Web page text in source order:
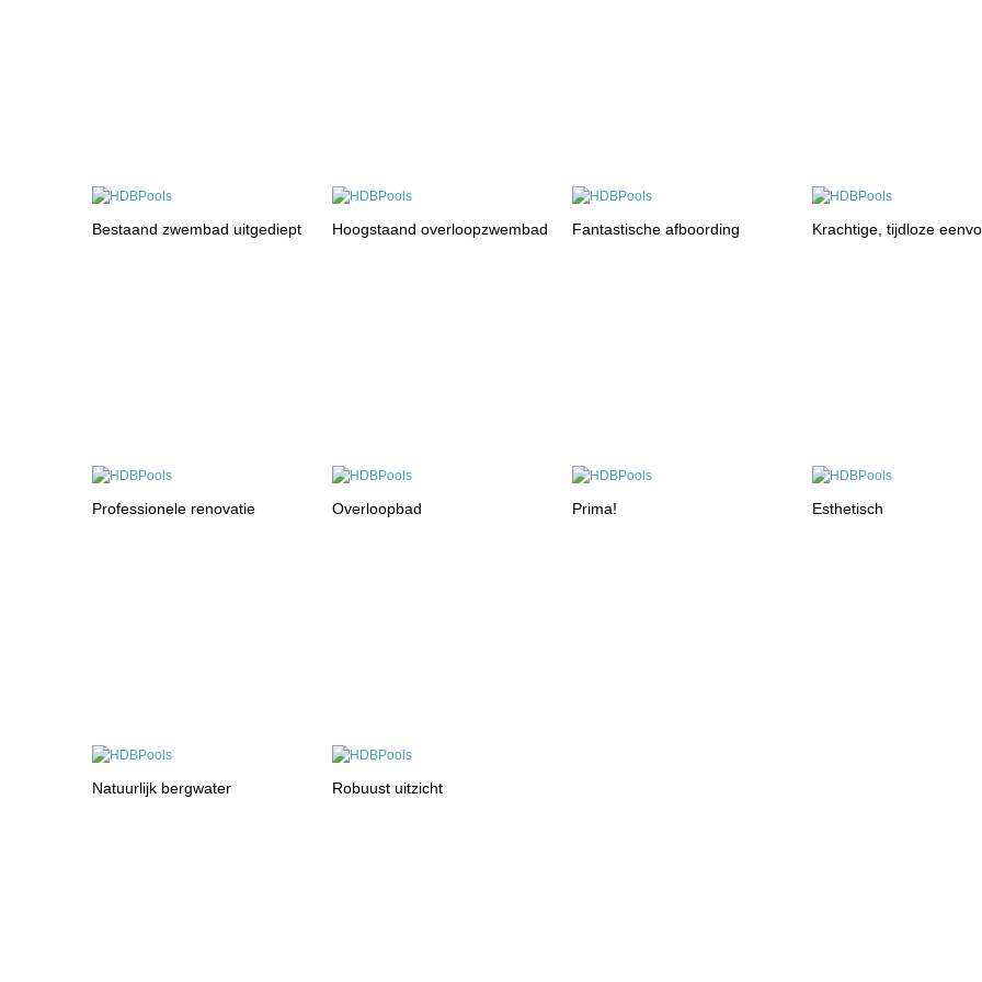
Bestaand zwembad uitgediept Hoogstaand overloopzwembad Fantastische afboording Krachtige, tijdloze
Professionele renovatie Overloopbad Prima! Esthetisch
Natuurlijk bergwater Robuust uitzicht